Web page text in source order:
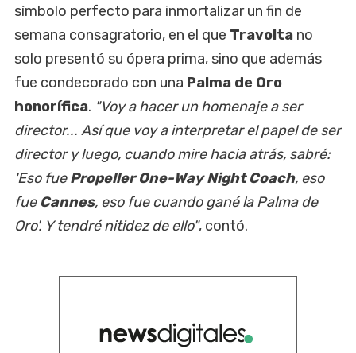
símbolo perfecto para inmortalizar un fin de
semana consagratorio, en el que Travolta no
solo presentó su ópera prima, sino que además
fue condecorado con una Palma de Oro
honorífica. "Voy a hacer un homenaje a ser
director... Así que voy a interpretar el papel de ser
director y luego, cuando mire hacia atrás, sabré:
'Eso fuePropeller One-Way Night Coach, eso
fue Cannes, eso fue cuando gané la Palma de
Oro'. Y tendré nitidez de ello", contó.